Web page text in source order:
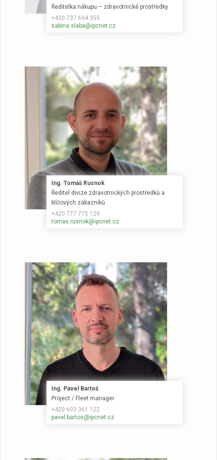
Ředitelka nákupu – zdravotnické prostředky
+420 737 694 355
sabina.slaba@ipcnet.cz
Ing. Tomáš Rusnok
Ředitel divize zdravotnických prostředků a
klíčových zákazníků
+420 777 775 129
tomas.rusnok@ipcnet.cz
Ing. Pavel Bartoš
Project / Fleet manager
+420 603 361 122
pavel.bartos@ipcnet.cz